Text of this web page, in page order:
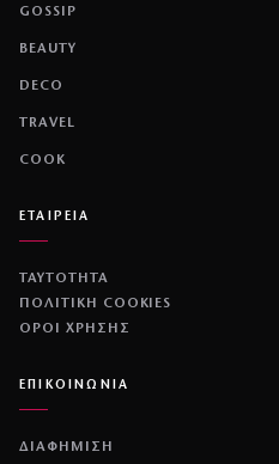
GOSSIP
BEAUTY
DECO
TRAVEL
COOK
ΕΤΑΙΡΕΙΑ
ΤΑΥΤΟΤΗΤΑ
ΠΟΛΙΤΙΚΉ COOKIES
ΌΡΟΙ ΧΡΉΣΗΣ
ΕΠΙΚΟΙΝΩΝΙΑ
ΔΙΑΦΗΜΙΣΗ